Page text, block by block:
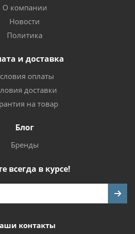
О компании
Новости
Политика
и доставка
оплаты
доставки
на товар
Блог
Бренды
всегда в курсе!
контакты